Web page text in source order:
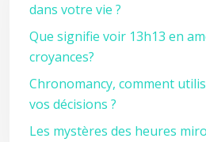
dans votre vie ?
Que signifie voir 13h13 en
croyances?
Chronomancy, comment
vos décisions ?
Les mystères des heures